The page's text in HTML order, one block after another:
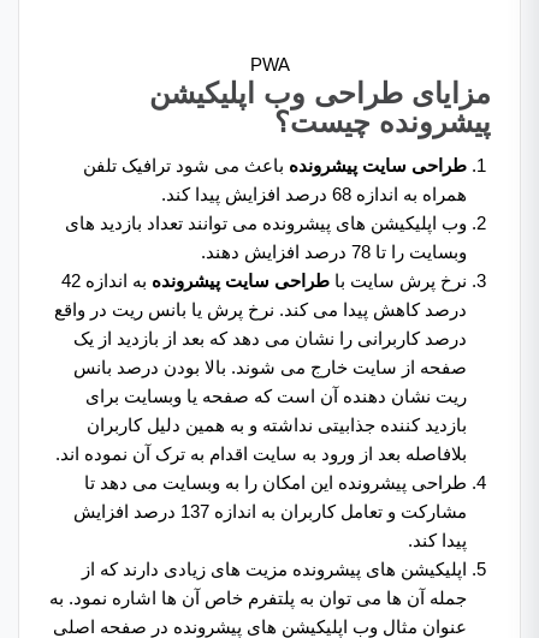
PWA
مزایای طراحی وب اپلیکیشن
پیشرونده چیست؟
طراحی سایت پیشرونده باعث می شود ترافیک تلفن
همراه به اندازه 68 درصد افزایش پیدا کند.
وب اپلیکیشن های پیشرونده می توانند تعداد بازدید های
وبسایت را تا 78 درصد افزایش دهند.
نرخ پرش سایت با طراحی سایت پیشرونده
به اندازه 42
درصد کاهش پیدا می کند. نرخ پرش یا بانس ریت در واقع
درصد کاربرانی را نشان می دهد که بعد از بازدید از یک
صفحه از سایت خارج می شوند. بالا بودن درصد بانس
ریت نشان دهنده آن است که صفحه یا وبسایت برای
بازدید کننده جذابیتی نداشته و به همین دلیل کاربران
بلافاصله بعد از ورود به سایت اقدام به ترک آن نموده اند.
طراحی پیشرونده این امکان را به وبسایت می دهد تا
مشارکت و تعامل کاربران به اندازه 137 درصد افزایش
پیدا کند.
اپلیکیشن های پیشرونده مزیت های زیادی دارند که از
جمله آن ها می‌ توان به پلتفرم خاص آن ها اشاره نمود. به
عنوان مثال وب اپلیکیشن های پیشرونده در صفحه اصلی